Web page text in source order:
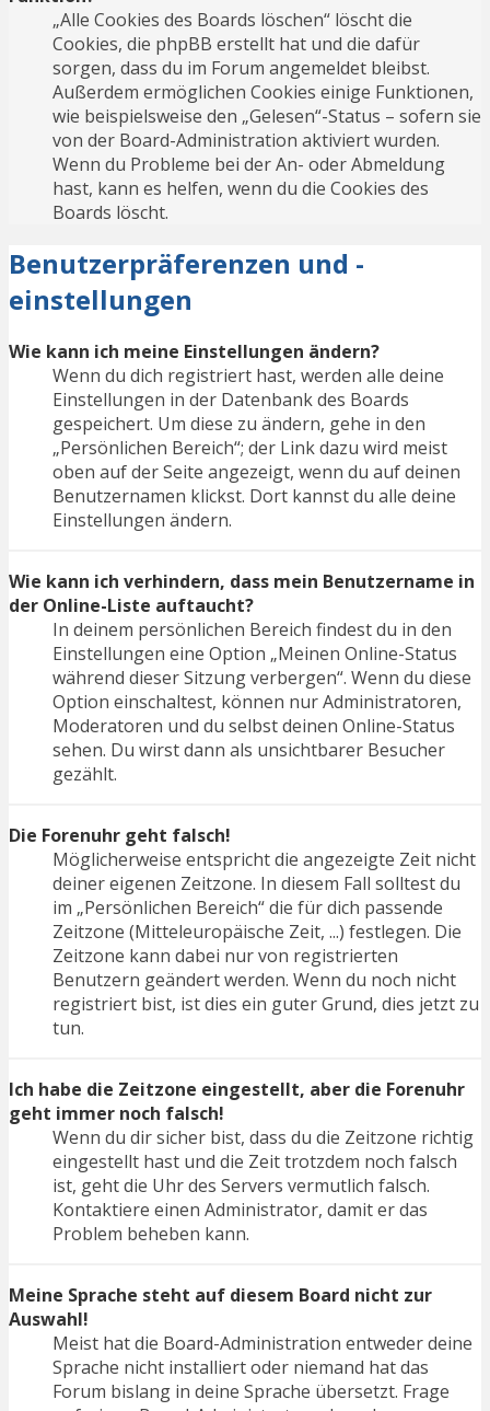
„Alle Cookies des Boards löschen“ löscht die
Cookies, die phpBB erstellt hat und die dafür
sorgen, dass du im Forum angemeldet bleibst.
Außerdem ermöglichen Cookies einige Funktionen,
wie beispielsweise den „Gelesen“-Status – sofern sie
von der Board-Administration aktiviert wurden.
Wenn du Probleme bei der An- oder Abmeldung
hast, kann es helfen, wenn du die Cookies des
Boards löscht.
Benutzerpräferenzen und -
einstellungen
Wie kann ich meine Einstellungen ändern?
Wenn du dich registriert hast, werden alle deine
Einstellungen in der Datenbank des Boards
gespeichert. Um diese zu ändern, gehe in den
„Persönlichen Bereich“; der Link dazu wird meist
oben auf der Seite angezeigt, wenn du auf deinen
Benutzernamen klickst. Dort kannst du alle deine
Einstellungen ändern.
Wie kann ich verhindern, dass mein Benutzername in
der Online-Liste auftaucht?
In deinem persönlichen Bereich findest du in den
Einstellungen eine Option „Meinen Online-Status
während dieser Sitzung verbergen“. Wenn du diese
Option einschaltest, können nur Administratoren,
Moderatoren und du selbst deinen Online-Status
sehen. Du wirst dann als unsichtbarer Besucher
gezählt.
Die Forenuhr geht falsch!
Möglicherweise entspricht die angezeigte Zeit nicht
deiner eigenen Zeitzone. In diesem Fall solltest du
im „Persönlichen Bereich“ die für dich passende
Zeitzone (Mitteleuropäische Zeit, ...) festlegen. Die
Zeitzone kann dabei nur von registrierten
Benutzern geändert werden. Wenn du noch nicht
registriert bist, ist dies ein guter Grund, dies jetzt zu
tun.
Ich habe die Zeitzone eingestellt, aber die Forenuhr
geht immer noch falsch!
Wenn du dir sicher bist, dass du die Zeitzone richtig
eingestellt hast und die Zeit trotzdem noch falsch
ist, geht die Uhr des Servers vermutlich falsch.
Kontaktiere einen Administrator, damit er das
Problem beheben kann.
Meine Sprache steht auf diesem Board nicht zur
Auswahl!
Meist hat die Board-Administration entweder deine
Sprache nicht installiert oder niemand hat das
Forum bislang in deine Sprache übersetzt. Frage